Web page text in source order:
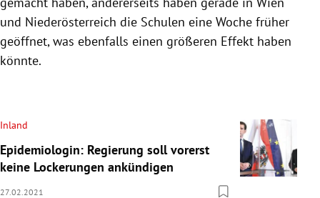
und Niederösterreich die Schulen eine Woche früher
geöffnet, was ebenfalls einen größeren Effekt haben
könnte.
Inland
Epidemiologin: Regierung soll vorerst
keine Lockerungen ankündigen
27.02.2021